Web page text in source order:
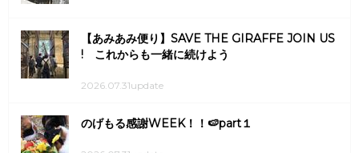
【あみあみ便り】SAVE THE GIRAFFE JOIN US
! これからも一緒に続けよう
2026.07.31update
のげもる感謝WEEK！！🍉part１